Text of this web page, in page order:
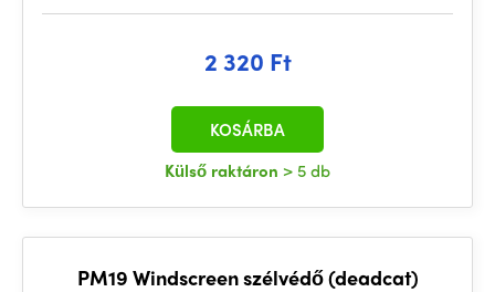
2 320 Ft
Külső raktáron > 5 db
KOSÁRBA
PM19 Windscreen szélvédő (deadcat)